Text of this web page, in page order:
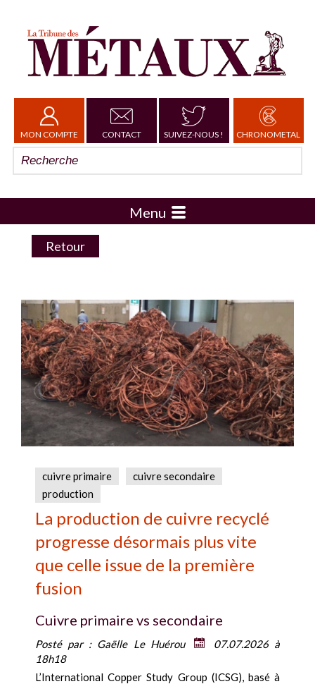
MON COMPTE CONTACT SUIVEZ-NOUS ! CHRONOMETAL
Menu
Retour
cuivre primaire
cuivre secondaire
production
La production de cuivre recyclé
progresse désormais plus vite
que celle issue de la première
fusion
Cuivre primaire vs secondaire
Posté par : Gaëlle Le Huérou
07.07.2026 à
18h18
L’International Copper Study Group (ICSG), basé à